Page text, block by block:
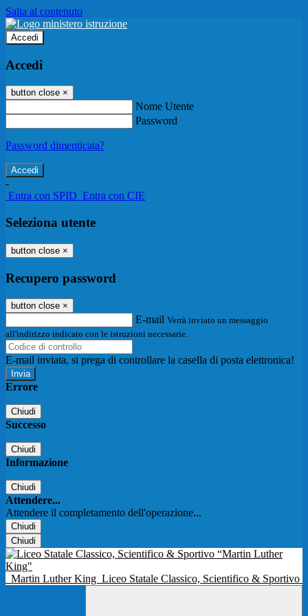
Salta al contenuto
Accedi
Accedi
button close ×
Nome Utente
Password
Password dimenticata?
-
Entra con SPID Entra con CIE
Seleziona utente
button close ×
Recupero password
button close ×
E-mail Verrà inviato un messaggio
all'indirizzo indicato con le istruzioni necessarie.
E-mail inviata, si prega di controllare la casella di posta elettronica!
Errore
Chiudi
Successo
Chiudi
Informazione
Chiudi
Attendere...
Attendere il completamento dell'operazione...
Chiudi
Chiudi
Martin Luther King Liceo Statale Classico, Scientifico & Sportivo